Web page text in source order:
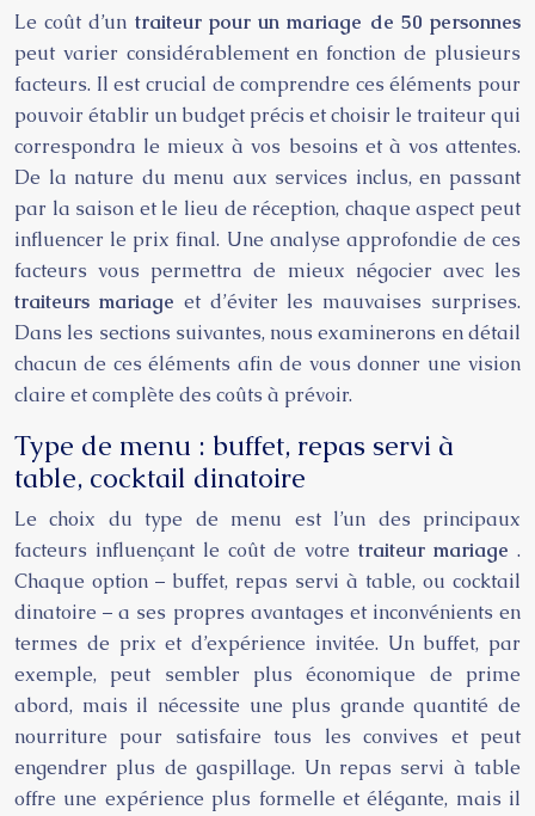
Le coût d’un traiteur pour un mariage de 50 personnes
peut varier considérablement en fonction de plusieurs
facteurs. Il est crucial de comprendre ces éléments pour
pouvoir établir un budget précis et choisir le traiteur qui
correspondra le mieux à vos besoins et à vos attentes.
De la nature du menu aux services inclus, en passant
par la saison et le lieu de réception, chaque aspect peut
influencer le prix final. Une analyse approfondie de ces
facteurs vous permettra de mieux négocier avec les
traiteurs mariage et d’éviter les mauvaises surprises.
Dans les sections suivantes, nous examinerons en détail
chacun de ces éléments afin de vous donner une vision
claire et complète des coûts à prévoir.
Type de menu : buffet, repas servi à
table, cocktail dinatoire
Le choix du type de menu est l’un des principaux
facteurs influençant le coût de votre traiteur mariage .
Chaque option – buffet, repas servi à table, ou cocktail
dinatoire – a ses propres avantages et inconvénients en
termes de prix et d’expérience invitée. Un buffet, par
exemple, peut sembler plus économique de prime
abord, mais il nécessite une plus grande quantité de
nourriture pour satisfaire tous les convives et peut
engendrer plus de gaspillage. Un repas servi à table
offre une expérience plus formelle et élégante, mais il